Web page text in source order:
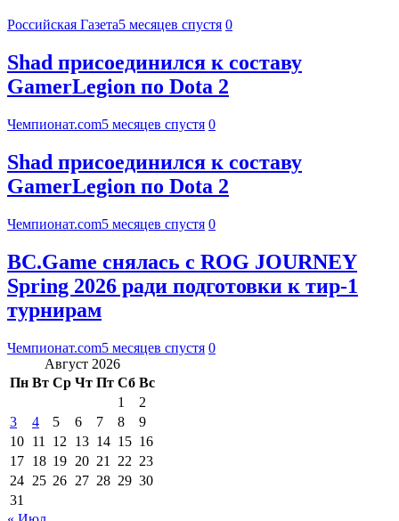
Российская Газета5 месяцев спустя 0
Shad присоединился к составу
GamerLegion по Dota 2
Чемпионат.com5 месяцев спустя 0
Shad присоединился к составу
GamerLegion по Dota 2
Чемпионат.com5 месяцев спустя 0
BC.Game снялась с ROG JOURNEY
Spring 2026 ради подготовки к тир-1
турнирам
Чемпионат.com5 месяцев спустя 0
Август 2026
Пн Вт Ср Чт Пт Сб Вс
1
2
3
4 5 6 7 8
9
10 11 12 13 14 15 16
17 18 19 20 21 22 23
24 25 26 27 28 29 30
31